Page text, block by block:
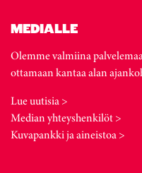
MEDIALLE
Olemme valmiina
ottamaan kantaa alan
Lue uutisia >
Median yhteyshenkilöt >
Kuvapankki ja aineistoa >